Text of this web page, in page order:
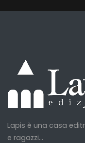
Lapis è una casa
e ragazzi...